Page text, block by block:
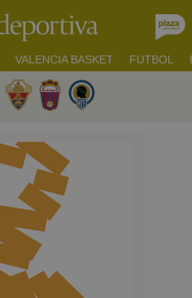
VALENCIA BASKET FUTBOL